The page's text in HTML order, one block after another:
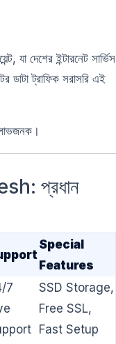
দেশের ইন্টারনেট সার্ভিস
ডাটা ট্রাফিক সরাসরি এই
প্রধান
Special
Features
7
SSD Storage,
Free SSL,
Fast Setup